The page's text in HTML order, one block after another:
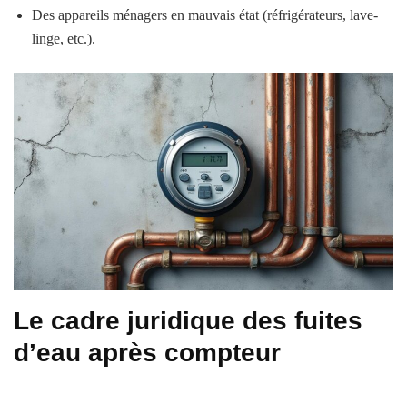
Des appareils ménagers en mauvais état (réfrigérateurs, lave-
linge, etc.).
Le cadre juridique des fuites
d’eau après compteur